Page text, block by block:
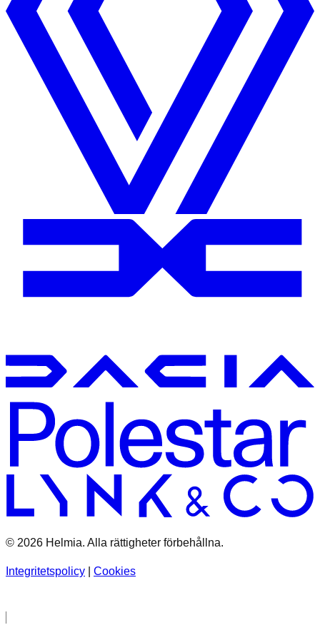
© 2026 Helmia. Alla rättigheter förbehållna.
Integritetspolicy Cookies